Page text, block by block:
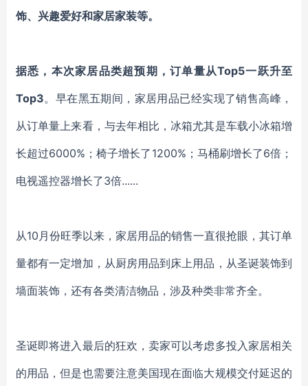
饰、兴趣爱好和家居家装等。
据悉，本次家居品类超预期，订单量从Top5一跃升至
Top3。早在黑五期间，家居用品已经实现了销售高峰，
从订单量上来看，与去年相比，冰箱尤其是车载小冰箱增
长超过6000%；椅子增长了1200%；马桶刷增长了6倍；
电视遥控器增长了3倍......
从10月份旺季以来，家居用品的销售一直很抢眼，其订单
量都有一定增加，从厨房用品到床上用品，从圣诞装饰到
墙面装饰，还有各类清洁物品，涉及种类非常齐全。
圣诞即将进入最后的狂欢，卖家可以考虑多投入家居相关
的用品，但是也需要注意美国现在面临大规模交付延迟的